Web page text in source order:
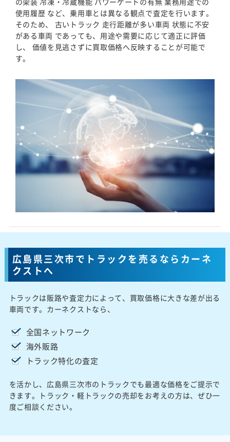
使用履歴 など、乗用車とは異なる観点で査定を行います。
そのため、 古いトラック 走行距離が多い車両 状態に不安
がある車両 であっても、用途や需要に応じて適正に評価
し、 価値を見逃さずに買取価格へ反映することが可能で
す。
広島県三次市でトラックを売るならカーネ
クストへ
トラックは販路や査定力によって、買取価格に大きな差が出る
車両です。カーネクストなら、
全国ネットワーク
海外販路
トラック特化の査定
を活かし、広島県三次市のトラックでも最適な価格をご提示で
きます。トラック・軽トラックの売却をお考えの方は、ぜひ一
度ご相談ください。